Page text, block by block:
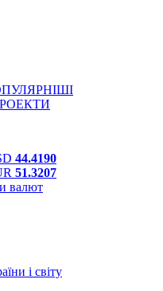
44.4190
51.3207
валют